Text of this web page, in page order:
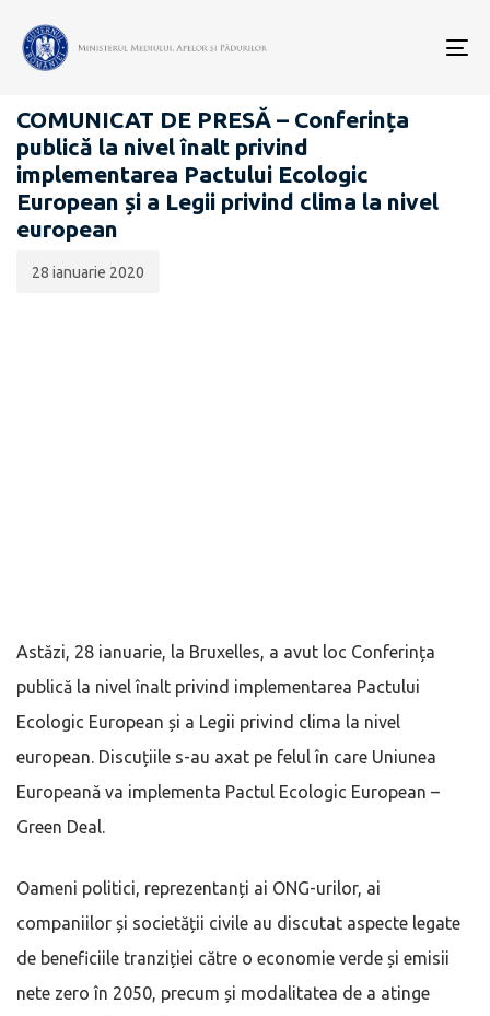
COMUNICATE DE PRESĂ
COMUNICAT DE PRESĂ – Conferința
publică la nivel înalt privind
implementarea Pactului Ecologic
European și a Legii privind clima la nivel
european
publicării:
28 ianuarie 2020
Astăzi, 28 ianuarie, la Bruxelles, a avut loc Conferința
publică la nivel înalt privind implementarea Pactului
Ecologic European și a Legii privind clima la nivel
european. Discuțiile s-au axat pe felul în care Uniunea
Europeană va implementa Pactul Ecologic European –
Green Deal.
Oameni politici, reprezentanți ai ONG-urilor, ai
companiilor și societății civile au discutat aspecte legate
de beneficiile tranziției către o economie verde și emisii
nete zero în 2050, precum și modalitatea de a atinge